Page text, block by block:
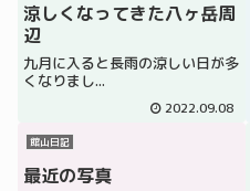
涼しくなってきた八ヶ岳周
辺
九月に入ると長雨の涼しい日が多
くなりまし...
2022.09.08
館山日記
最近の写真